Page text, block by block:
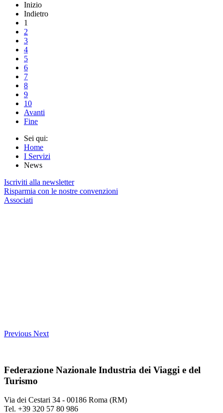
Inizio
Indietro
1
2
3
4
5
6
7
8
9
10
Avanti
Fine
Sei qui:
Home
I Servizi
News
Iscriviti alla newsletter
Risparmia con le nostre convenzioni
Associati
Previous Next
Federazione Nazionale Industria dei Viaggi e del
Turismo
Via dei Cestari 34 - 00186 Roma (RM)
Tel. +39 320 57 80 986